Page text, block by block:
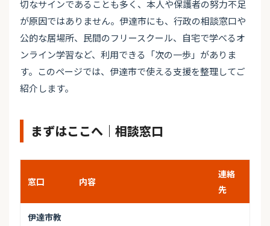
切なサインであることも多く、本人や保護者の努力不足
が原因ではありません。伊達市にも、行政の相談窓口や
公的な居場所、民間のフリースクール、自宅で学べるオ
ンライン学習など、利用できる「次の一歩」がありま
す。このページでは、伊達市で使える支援を整理してご
紹介します。
まずはここへ｜相談窓口
窓口 内容
連絡
先
伊達市教